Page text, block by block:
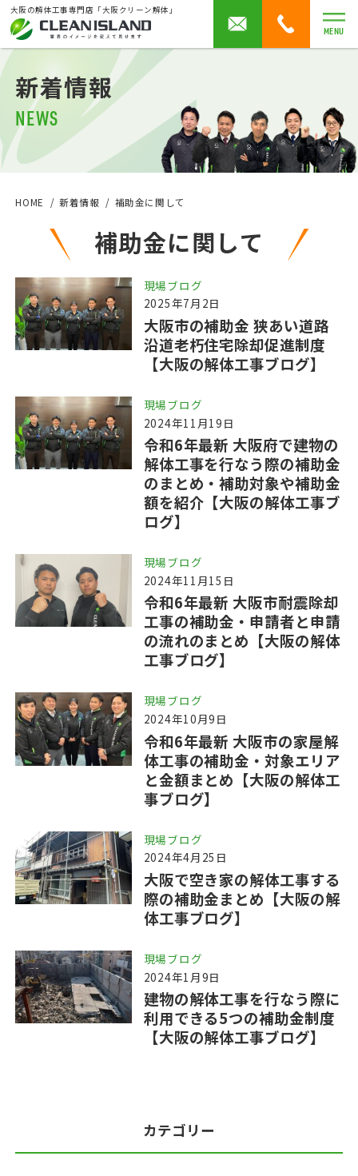
大阪の解体工事専門店「大阪クリーン解体」
MENU
新着情報
NEWS
HOME 新着情報 補助金に関して
補助金に関して
現場ブログ
2025年7月2日
大阪市の補助金 狭あい道路
沿道老朽住宅除却促進制度
【大阪の解体工事ブログ】
現場ブログ
2024年11月19日
令和6年最新 大阪府で建物の
解体工事を行なう際の補助金
のまとめ・補助対象や補助金
額を紹介【大阪の解体工事ブ
ログ】
現場ブログ
2024年11月15日
令和6年最新 大阪市耐震除却
工事の補助金・申請者と申請
の流れのまとめ【大阪の解体
工事ブログ】
現場ブログ
2024年10月9日
令和6年最新 大阪市の家屋解
体工事の補助金・対象エリア
と金額まとめ【大阪の解体工
事ブログ】
現場ブログ
2024年4月25日
大阪で空き家の解体工事する
際の補助金まとめ【大阪の解
体工事ブログ】
現場ブログ
2024年1月9日
建物の解体工事を行なう際に
利用できる5つの補助金制度
【大阪の解体工事ブログ】
カテゴリー